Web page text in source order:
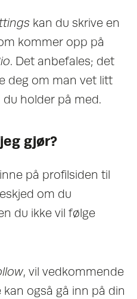
kan du skrive en
kommer opp på
. Det anbefales; det
deg om man vet litt
holder på med.
gjør?
på profilsiden til
om du
du ikke vil følge
, vil vedkommende
også gå inn på din